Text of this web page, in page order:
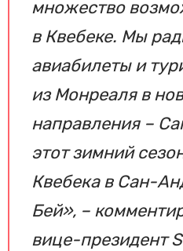
множество
в Квебеке. Мы
авиабилеты и
из Монреаля в
направления –
этот зимний
Квебека в Сан-
Бей», –
вице-президент